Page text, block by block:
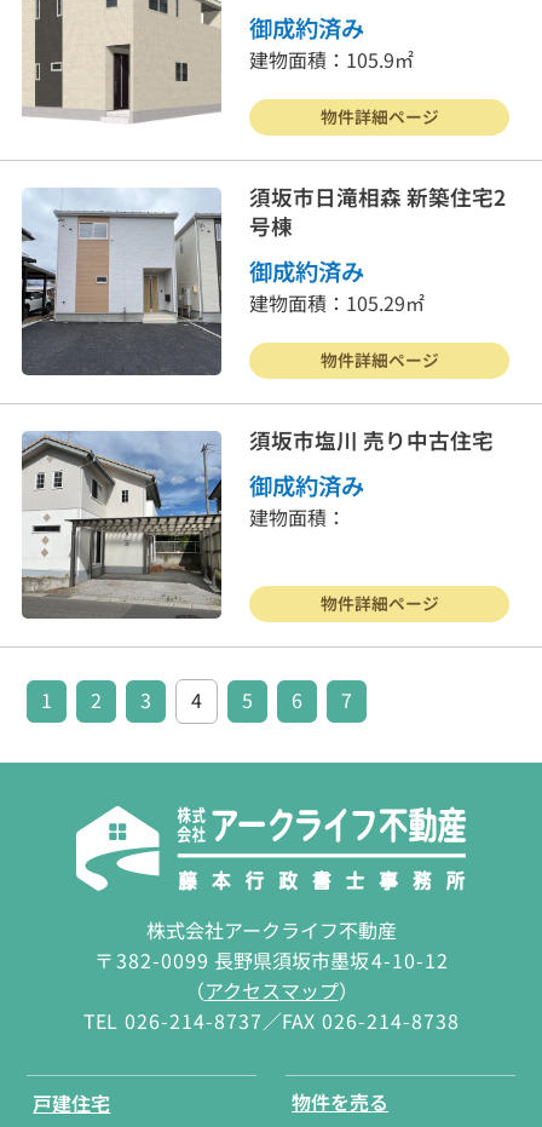
御成約済み
建物面積：105.9㎡
物件詳細ページ
須坂市日滝相森 新築住宅2
号棟
御成約済み
建物面積：105.29㎡
物件詳細ページ
須坂市塩川 売り中古住宅
御成約済み
建物面積：
物件詳細ページ
1 2 3 4 5 6 7
株式会社アークライフ不動産
〒382-0099 長野県須坂市墨坂4-10-12
（アクセスマップ）
TEL 026-214-8737／FAX 026-214-8738
戸建住宅 物件を売る